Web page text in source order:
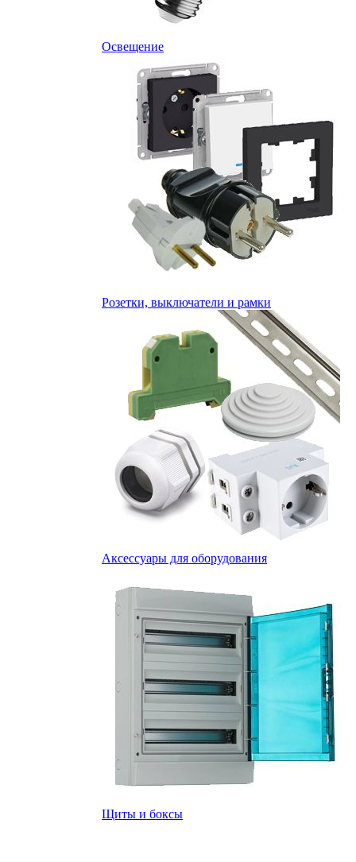
Освещение
Розетки, выключатели и рамки
Аксессуары для оборудования
Щиты и боксы